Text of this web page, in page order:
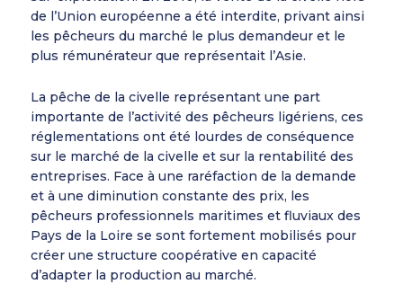
de l’Union européenne a été interdite, privant ainsi
les pêcheurs du marché le plus demandeur et le
plus rémunérateur que représentait l’Asie.
La pêche de la civelle représentant une part
importante de l’activité des pêcheurs ligériens, ces
réglementations ont été lourdes de conséquence
sur le marché de la civelle et sur la rentabilité des
entreprises. Face à une raréfaction de la demande
et à une diminution constante des prix, les
pêcheurs professionnels maritimes et fluviaux des
Pays de la Loire se sont fortement mobilisés pour
créer une structure coopérative en capacité
d’adapter la production au marché.